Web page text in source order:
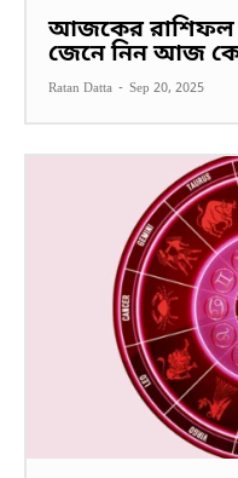
আজকের রাশিফল
জেনে নিন আজ
Ratan Datta - Sep 20, 2025